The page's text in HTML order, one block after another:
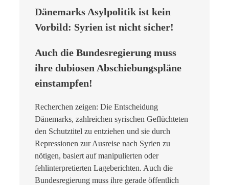
Dänemarks Asylpolitik ist kein
Vorbild: Syrien ist nicht sicher!
Auch die Bundesregierung muss
ihre dubiosen Abschiebungspläne
einstampfen!
Recherchen zeigen: Die Entscheidung
Dänemarks, zahlreichen syrischen Geflüchteten
den Schutztitel zu entziehen und sie durch
Repressionen zur Ausreise nach Syrien zu
nötigen, basiert auf manipulierten oder
fehlinterpretierten Lageberichten. Auch die
Bundesregierung muss ihre gerade öffentlich